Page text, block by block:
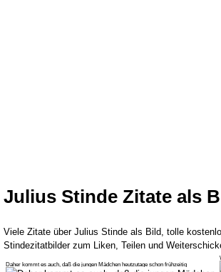
Julius Stinde Zitate als
Viele Zitate über Julius Stinde als Bild, tolle
Stindezitatbilder zum Liken, Teilen und
Daher kommt es auch, daß die jungen Mädchen heutzutage schon frühzeitig